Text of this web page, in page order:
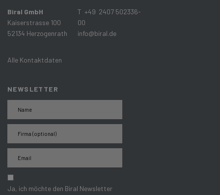
Biral GmbH
Kaiserstrasse 100
52134 Herzogenrath
Alle Kontaktdaten
T +49 2407 502336-
00
info@biral.de
NEWSLETTER
Ja, ich möchte den Biral Newsletter